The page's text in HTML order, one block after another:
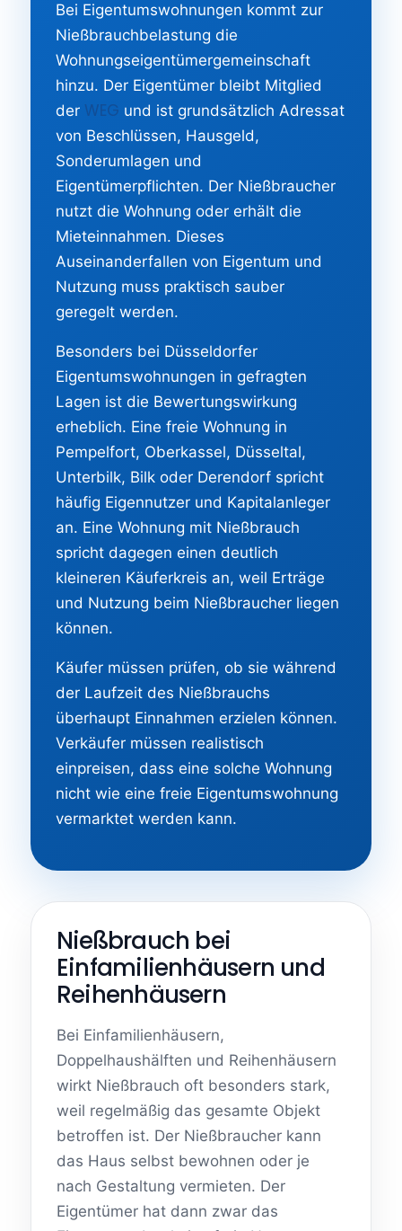
Bei Eigentumswohnungen kommt zur
Nießbrauchbelastung die
Wohnungseigentümergemeinschaft
hinzu. Der Eigentümer bleibt Mitglied
der WEG und ist grundsätzlich Adressat
von Beschlüssen, Hausgeld,
Sonderumlagen und
Eigentümerpflichten. Der Nießbraucher
nutzt die Wohnung oder erhält die
Mieteinnahmen. Dieses
Auseinanderfallen von Eigentum und
Nutzung muss praktisch sauber
geregelt werden.
Besonders bei Düsseldorfer
Eigentumswohnungen in gefragten
Lagen ist die Bewertungswirkung
erheblich. Eine freie Wohnung in
Pempelfort, Oberkassel, Düsseltal,
Unterbilk, Bilk oder Derendorf spricht
häufig Eigennutzer und Kapitalanleger
an. Eine Wohnung mit Nießbrauch
spricht dagegen einen deutlich
kleineren Käuferkreis an, weil Erträge
und Nutzung beim Nießbraucher liegen
können.
Käufer müssen prüfen, ob sie während
der Laufzeit des Nießbrauchs
überhaupt Einnahmen erzielen können.
Verkäufer müssen realistisch
einpreisen, dass eine solche Wohnung
nicht wie eine freie Eigentumswohnung
vermarktet werden kann.
Nießbrauch bei
Einfamilienhäusern und
Reihenhäusern
Bei Einfamilienhäusern,
Doppelhaushälften und Reihenhäusern
wirkt Nießbrauch oft besonders stark,
weil regelmäßig das gesamte Objekt
betroffen ist. Der Nießbraucher kann
das Haus selbst bewohnen oder je
nach Gestaltung vermieten. Der
Eigentümer hat dann zwar das